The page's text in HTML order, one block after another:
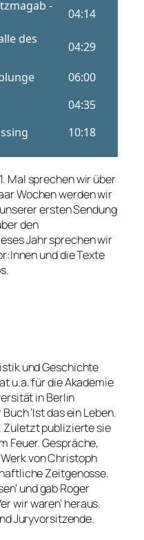
Mal sprechen wir über
Wochen werden wir
ersten Sendung
den
Jahr sprechen wir
und die Texte
und Geschichte
u.a. für die Akademie
in Berlin
‘Ist das ein Leben.
Zuletzt publizierte sie
Feuer. Gespräche,
von Christoph
Zeitgenosse.
und gab Roger
wir waren’ heraus.
Juryvorsitzende.